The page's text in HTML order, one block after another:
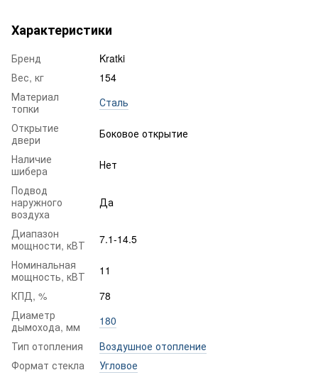
Характеристики
Бренд
Kratki
Вес, кг
154
Материал
топки
Сталь
Открытие
двери
Боковое открытие
Наличие
шибера
Нет
Подвод
наружного
воздуха
Да
Диапазон
мощности, кВТ
7.1-14.5
Номинальная
мощность, кВТ
11
КПД, %
78
Диаметр
дымохода, мм
180
Тип отопления
Воздушное отопление
Формат стекла
Угловое